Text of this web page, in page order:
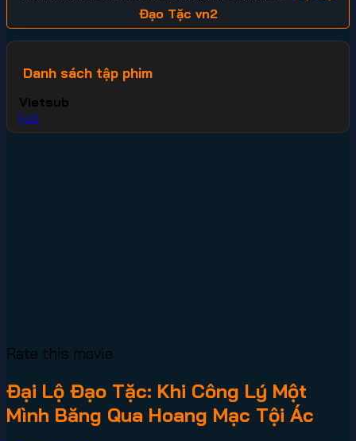
Đạo Tặc vn2
Danh sách tập phim
Vietsub
Full
Rate this movie
Đại Lộ Đạo Tặc: Khi Công Lý Một
Mình Băng Qua Hoang Mạc Tội Ác